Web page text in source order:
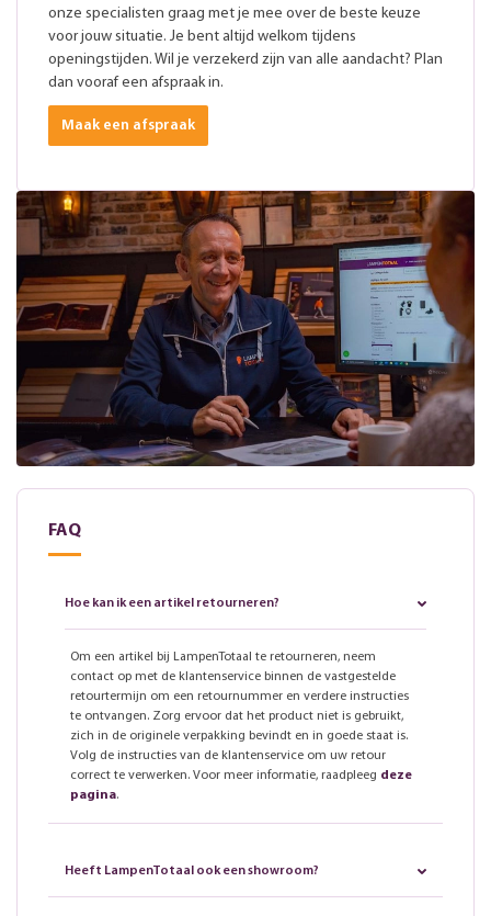
onze specialisten graag met je mee over de beste keuze
voor jouw situatie. Je bent altijd welkom tijdens
openingstijden. Wil je verzekerd zijn van alle aandacht? Plan
dan vooraf een afspraak in.
Maak een afspraak
FAQ
Hoe kan ik een artikel retourneren?
Om een artikel bij LampenTotaal te retourneren, neem
contact op met de klantenservice binnen de vastgestelde
retourtermijn om een retournummer en verdere instructies
te ontvangen. Zorg ervoor dat het product niet is gebruikt,
zich in de originele verpakking bevindt en in goede staat is.
Volg de instructies van de klantenservice om uw retour
correct te verwerken. Voor meer informatie, raadpleeg deze
pagina.
Heeft LampenTotaal ook een showroom?